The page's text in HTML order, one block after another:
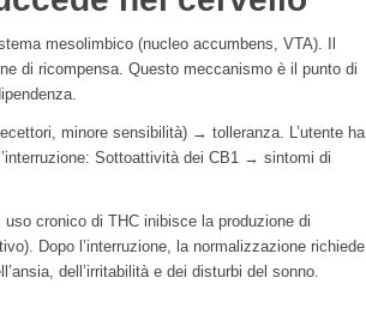
mesolimbico (nucleo accumbens, VTA). Il
di ricompensa. Questo meccanismo è il punto di
minore sensibilità) → tolleranza. L’utente ha
Sottoattività dei CB1 → sintomi di
uso cronico di THC inibisce la produzione di
Dopo l’interruzione, la normalizzazione richiede
dell’irritabilità e dei disturbi del sonno.